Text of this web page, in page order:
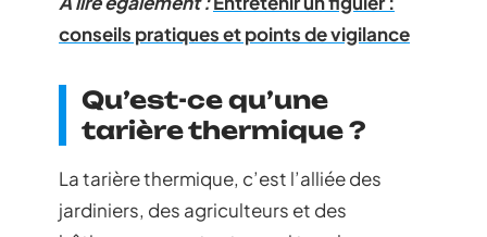
conseils pratiques et points de vigilance
Qu’est-ce qu’une
tarière thermique ?
La tarière thermique, c’est l’alliée des
jardiniers, des agriculteurs et des